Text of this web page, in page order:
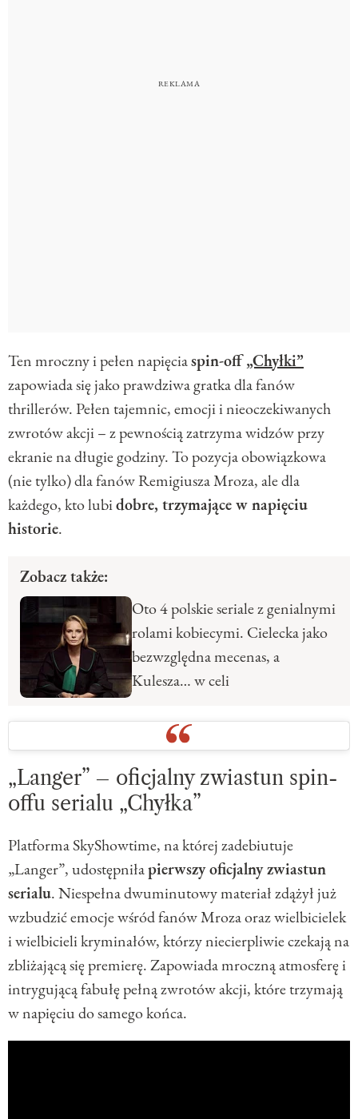
Ten mroczny i pełen napięciaspin-off„Chyłki”
zapowiada się jako prawdziwa gratka dla fanów
thrillerów. Pełen tajemnic, emocji i nieoczekiwanych
zwrotów akcji – z pewnością zatrzyma widzów przy
ekranie na długie godziny. To pozycja obowiązkowa
(nie tylko) dla fanów Remigiusza Mroza, ale dla
każdego, kto lubidobre, trzymające w napięciu
historie.
Zobacz także:
Oto 4 polskie seriale z genialnymi
rolami kobiecymi. Cielecka jako
bezwzględna mecenas, a
Kulesza… w celi
„Langer” – oficjalny zwiastun spin-
offu serialu „Chyłka”
Platforma SkyShowtime, na której zadebiutuje
„Langer”, udostępniłapierwszy oficjalny zwiastun
serialu. Niespełna dwuminutowy materiał zdążył już
wzbudzić emocje wśród fanów Mroza oraz wielbicielek
i wielbicieli kryminałów, którzy niecierpliwie czekają na
zbliżającą się premierę. Zapowiada mroczną atmosferę i
intrygującą fabułę pełną zwrotów akcji, które trzymają
w napięciu do samego końca.